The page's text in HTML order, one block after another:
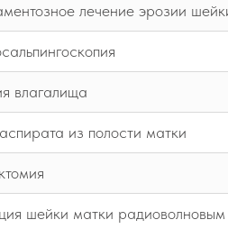
лечение эрозии
влагалища
из полости матки
шейки матки